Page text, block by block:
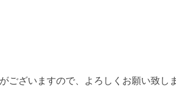
ございますので、よろしくお願い致し